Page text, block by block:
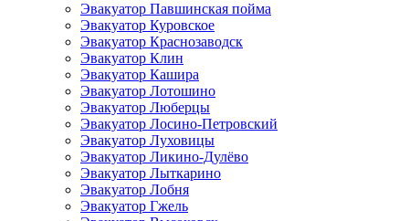
Эвакуатор Павшинская пойма
Эвакуатор Куровское
Эвакуатор Краснозаводск
Эвакуатор Клин
Эвакуатор Кашира
Эвакуатор Лотошино
Эвакуатор Люберцы
Эвакуатор Лосино-Петровский
Эвакуатор Луховицы
Эвакуатор Ликино-Дулёво
Эвакуатор Лыткарино
Эвакуатор Лобня
Эвакуатор Гжель